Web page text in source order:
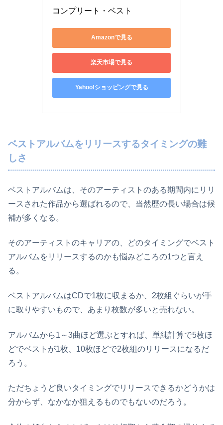
コンプリート・ベスト
Amazonで見る
楽天市場で見る
Yahoo!ショッピングで見る
ベストアルバムをリリースするタイミングの難
しさ
ベストアルバムは、そのアーティストのある期間内にリリ
ースされた作品から選ばれるので、当然歴の長い場合は候
補が多くなる。
そのアーティストのキャリアの、どのタイミングでベスト
アルバムをリリースするのかも悩みどころの1つと言え
る。
ベストアルバムはCDで1枚に収まるか、2枚組ぐらいが手
に取りやすいもので、あまり枚数が多いと売れない。
アルバムから1～3曲ほど選ぶとすれば、単純計算で5枚ほ
どでベストが1枚、10枚ほどで2枚組のリリースになるだ
ろう。
ただちょうど良いタイミングでリリースできるかどうかは
分からず、なかなか狙えるものでもないのだろう。